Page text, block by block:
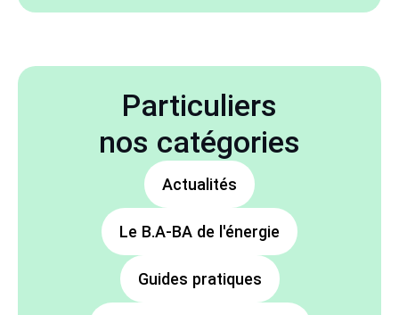
Particuliers
nos catégories
Actualités
Le B.A-BA de l'énergie
Guides pratiques